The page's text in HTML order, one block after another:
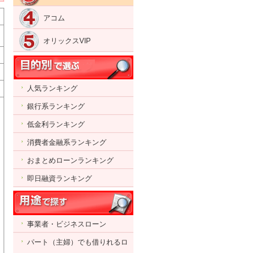
アコム
オリックスVIP
人気ランキング
銀行系ランキング
低金利ランキング
消費者金融系ランキング
おまとめローンランキング
即日融資ランキング
事業者・ビジネスローン
パート（主婦）でも借りれるロ